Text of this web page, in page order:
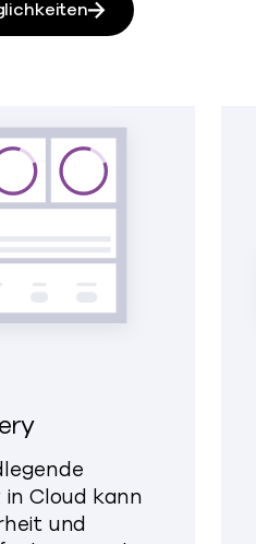
Cloud kann
und